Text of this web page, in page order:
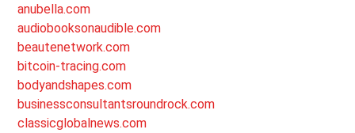
anubella.com
audiobooksonaudible.com
beautenetwork.com
bitcoin-tracing.com
bodyandshapes.com
businessconsultantsroundrock.com
classicglobalnews.com